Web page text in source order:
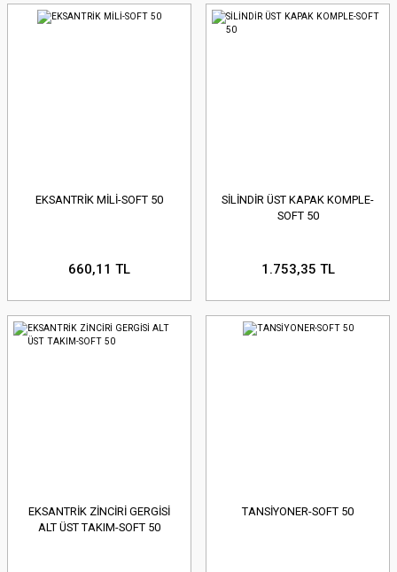
EKSANTRİK MİLİ-SOFT 50
660,11 TL
SİLİNDİR ÜST KAPAK KOMPLE-
SOFT 50
1.753,35 TL
EKSANTRİK ZİNCİRİ GERGİSİ
ALT ÜST TAKIM-SOFT 50
TANSİYONER-SOFT 50